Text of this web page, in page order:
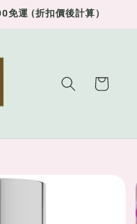
免運 (折扣價後計算）
Cart